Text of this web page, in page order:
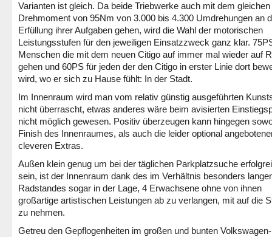
Varianten ist gleich. Da beide Triebwerke auch mit dem gleichen
Drehmoment von 95Nm von 3.000 bis 4.300 Umdrehungen an
Erfüllung ihrer Aufgaben gehen, wird die Wahl der motorischen
Leistungsstufen für den jeweiligen Einsatzzweck ganz klar.
Menschen die mit dem neuen Citigo auf immer mal wieder auf
gehen und 60PS für jeden der den Citigo in erster Linie dort
wird, wo er sich zu Hause fühlt: In der Stadt.
Im Innenraum wird man vom relativ günstig ausgeführten
nicht überrascht, etwas anderes wäre beim avisierten
nicht möglich gewesen. Positiv überzeugen kann hingegen
Finish des Innenraumes, als auch die leider optional
cleveren Extras.
Außen klein genug um bei der täglichen Parkplatzsuche
sein, ist der Innenraum dank des im Verhältnis besonders
Radstandes sogar in der Lage, 4 Erwachsene ohne von ihnen
großartige artistischen Leistungen ab zu verlangen, mit auf die
zu nehmen.
Getreu den Gepflogenheiten im großen und bunten Volkswagen-